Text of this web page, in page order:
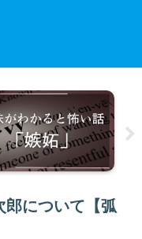
郎について【弧